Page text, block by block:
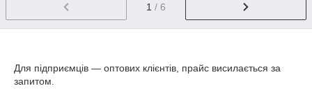
1 / 6
Для підприємців ― оптових клієнтів, прайс висилається за
запитом.